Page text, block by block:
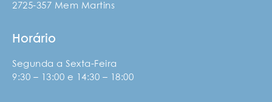
2725-357 Mem Martins
Horário
Segunda a Sexta-Feira
9:30 – 13:00 e 14:30 – 18:00